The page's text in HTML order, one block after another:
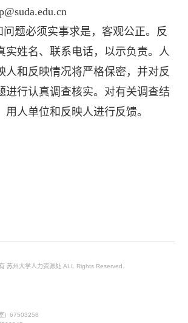
问题必须实事求是，客观公正。反
实姓名、联系电话，以示负责。人
人和反映情况将严格保密，并对反
进行认真调查核实。对有关调查结
用人单位和反映人进行反馈。
苏州大学人力资源处 ALL Rights Reserved.
) 67503258